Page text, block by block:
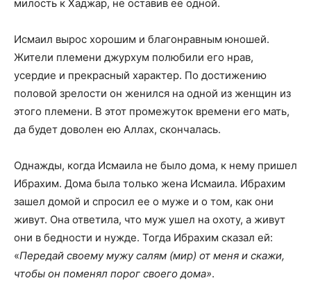
милость к Хаджар, не оставив ее одной.
Исмаил вырос хорошим и благонравным юношей.
Жители племени джурхум полюбили его нрав,
усердие и прекрасный характер. По достижению
половой зрелости он женился на одной из женщин из
этого племени. В этот промежуток времени его мать,
да будет доволен ею Аллах, скончалась.
Однажды, когда Исмаила не было дома, к нему пришел
Ибрахим. Дома была только жена Исмаила. Ибрахим
зашел домой и спросил ее о муже и о том, как они
живут. Она ответила, что муж ушел на охоту, а живут
они в бедности и нужде. Тогда Ибрахим сказал ей:
«Передай своему мужу салям (мир) от меня и скажи,
чтобы он поменял порог своего дома».